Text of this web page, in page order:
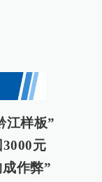
江样板”
元
作弊”